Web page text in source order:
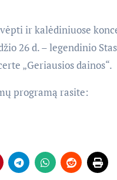
ir kalėdiniuose
26 d. – legendinio
„Geriausios dainos“.
programą rasite: